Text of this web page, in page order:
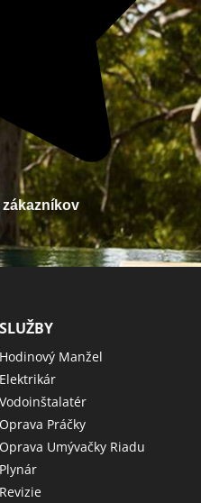
SLUŽBY
Hodinový Manžel
Elektrikár
Vodoinštalatér
Oprava Práčky
Oprava Umývačky Riadu
Plynár
Revizie